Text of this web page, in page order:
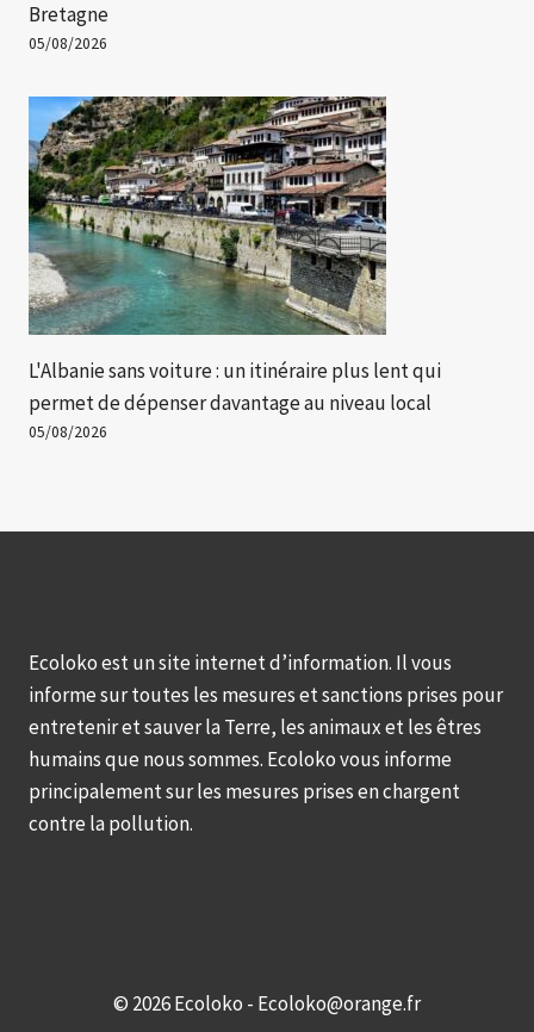
Bretagne
05/08/2026
L'Albanie sans voiture : un itinéraire plus lent qui
permet de dépenser davantage au niveau local
05/08/2026
Ecoloko est un site internet d’information. Il vous
informe sur toutes les mesures et sanctions prises pour
entretenir et sauver la Terre, les animaux et les êtres
humains que nous sommes. Ecoloko vous informe
principalement sur les mesures prises en chargent
contre la pollution.
© 2026 Ecoloko - Ecoloko@orange.fr